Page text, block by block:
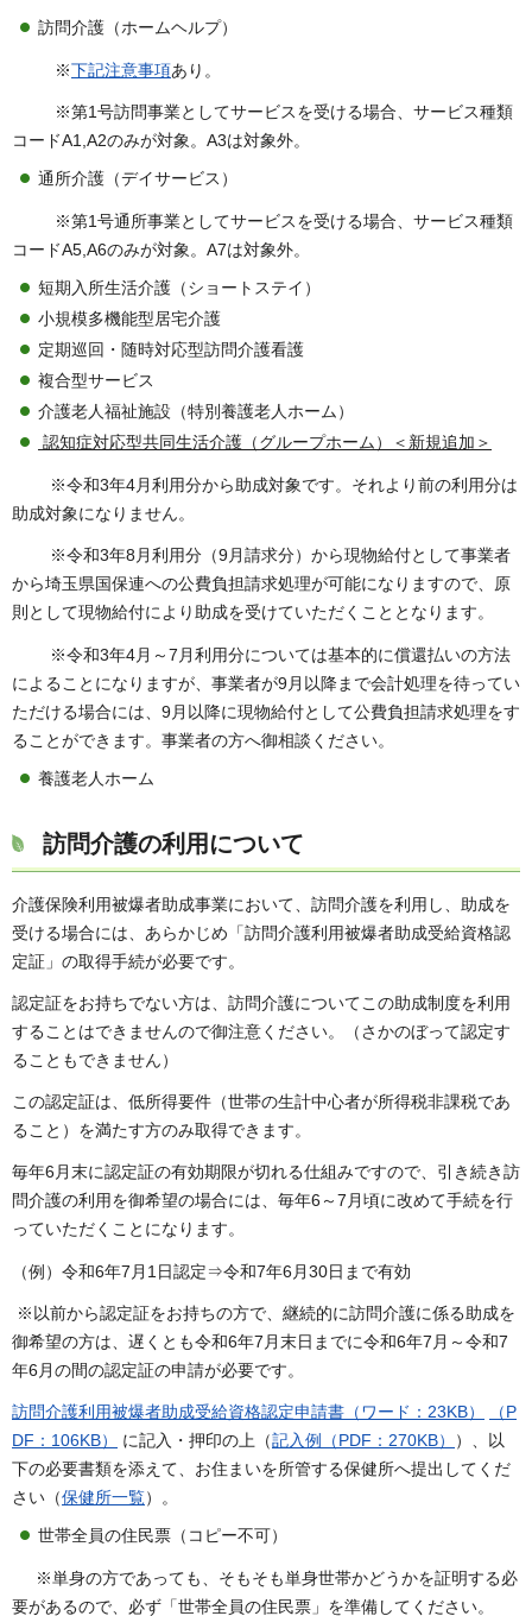
訪問介護（ホームヘルプ）
※下記注意事項あり。
※第1号訪問事業としてサービスを受ける場合、サービス種類
コードA1,A2のみが対象。A3は対象外。
通所介護（デイサービス）
※第1号通所事業としてサービスを受ける場合、サービス種類
コードA5,A6のみが対象。A7は対象外。
短期入所生活介護（ショートステイ）
小規模多機能型居宅介護
定期巡回・随時対応型訪問介護看護
複合型サービス
介護老人福祉施設（特別養護老人ホーム）
認知症対応型共同生活介護（グループホーム）＜新規追加＞
※令和3年4月利用分から助成対象です。それより前の利用分は
助成対象になりません。
※令和3年8月利用分（9月請求分）から現物給付として事業者
から埼玉県国保連への公費負担請求処理が可能になりますので、原
則として現物給付により助成を受けていただくこととなります。
※令和3年4月～7月利用分については基本的に償還払いの方法
によることになりますが、事業者が9月以降まで会計処理を待ってい
ただける場合には、9月以降に現物給付として公費負担請求処理をす
ることができます。事業者の方へ御相談ください。
養護老人ホーム
訪問介護の利用について
介護保険利用被爆者助成事業において、訪問介護を利用し、助成を
受ける場合には、あらかじめ「訪問介護利用被爆者助成受給資格認
定証」の取得手続が必要です。
認定証をお持ちでない方は、訪問介護についてこの助成制度を利用
することはできませんので御注意ください。（さかのぼって認定す
ることもできません）
この認定証は、低所得要件（世帯の生計中心者が所得税非課税であ
ること）を満たす方のみ取得できます。
毎年6月末に認定証の有効期限が切れる仕組みですので、引き続き訪
問介護の利用を御希望の場合には、毎年6～7月頃に改めて手続を行
っていただくことになります。
（例）令和6年7月1日認定⇒令和7年6月30日まで有効
※以前から認定証をお持ちの方で、継続的に訪問介護に係る助成を
御希望の方は、遅くとも令和6年7月末日までに令和6年7月～令和7
年6月の間の認定証の申請が必要です。
訪問介護利用被爆者助成受給資格認定申請書（ワード：23KB）
（P
DF：106KB）
に記入・押印の上（記入例（PDF：270KB）
）、以
下の必要書類を添えて、お住まいを所管する保健所へ提出してくだ
さい（保健所一覧）。
世帯全員の住民票（コピー不可）
※単身の方であっても、そもそも単身世帯かどうかを証明する必
要があるので、必ず「世帯全員の住民票」を準備してください。